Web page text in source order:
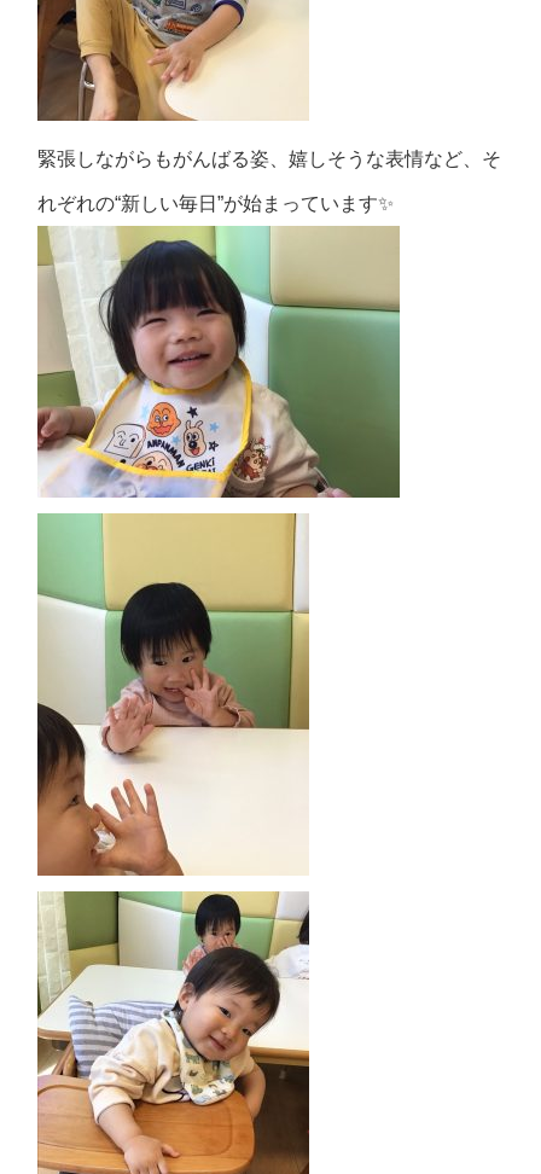
緊張しながらもがんばる姿、嬉しそうな表情など、そ
れぞれの“新しい毎日”が始まっています✨